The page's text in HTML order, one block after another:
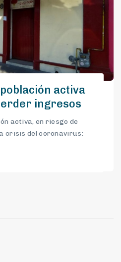
activa
ingresos
activa, en riesgo de
crisis del coronavirus: